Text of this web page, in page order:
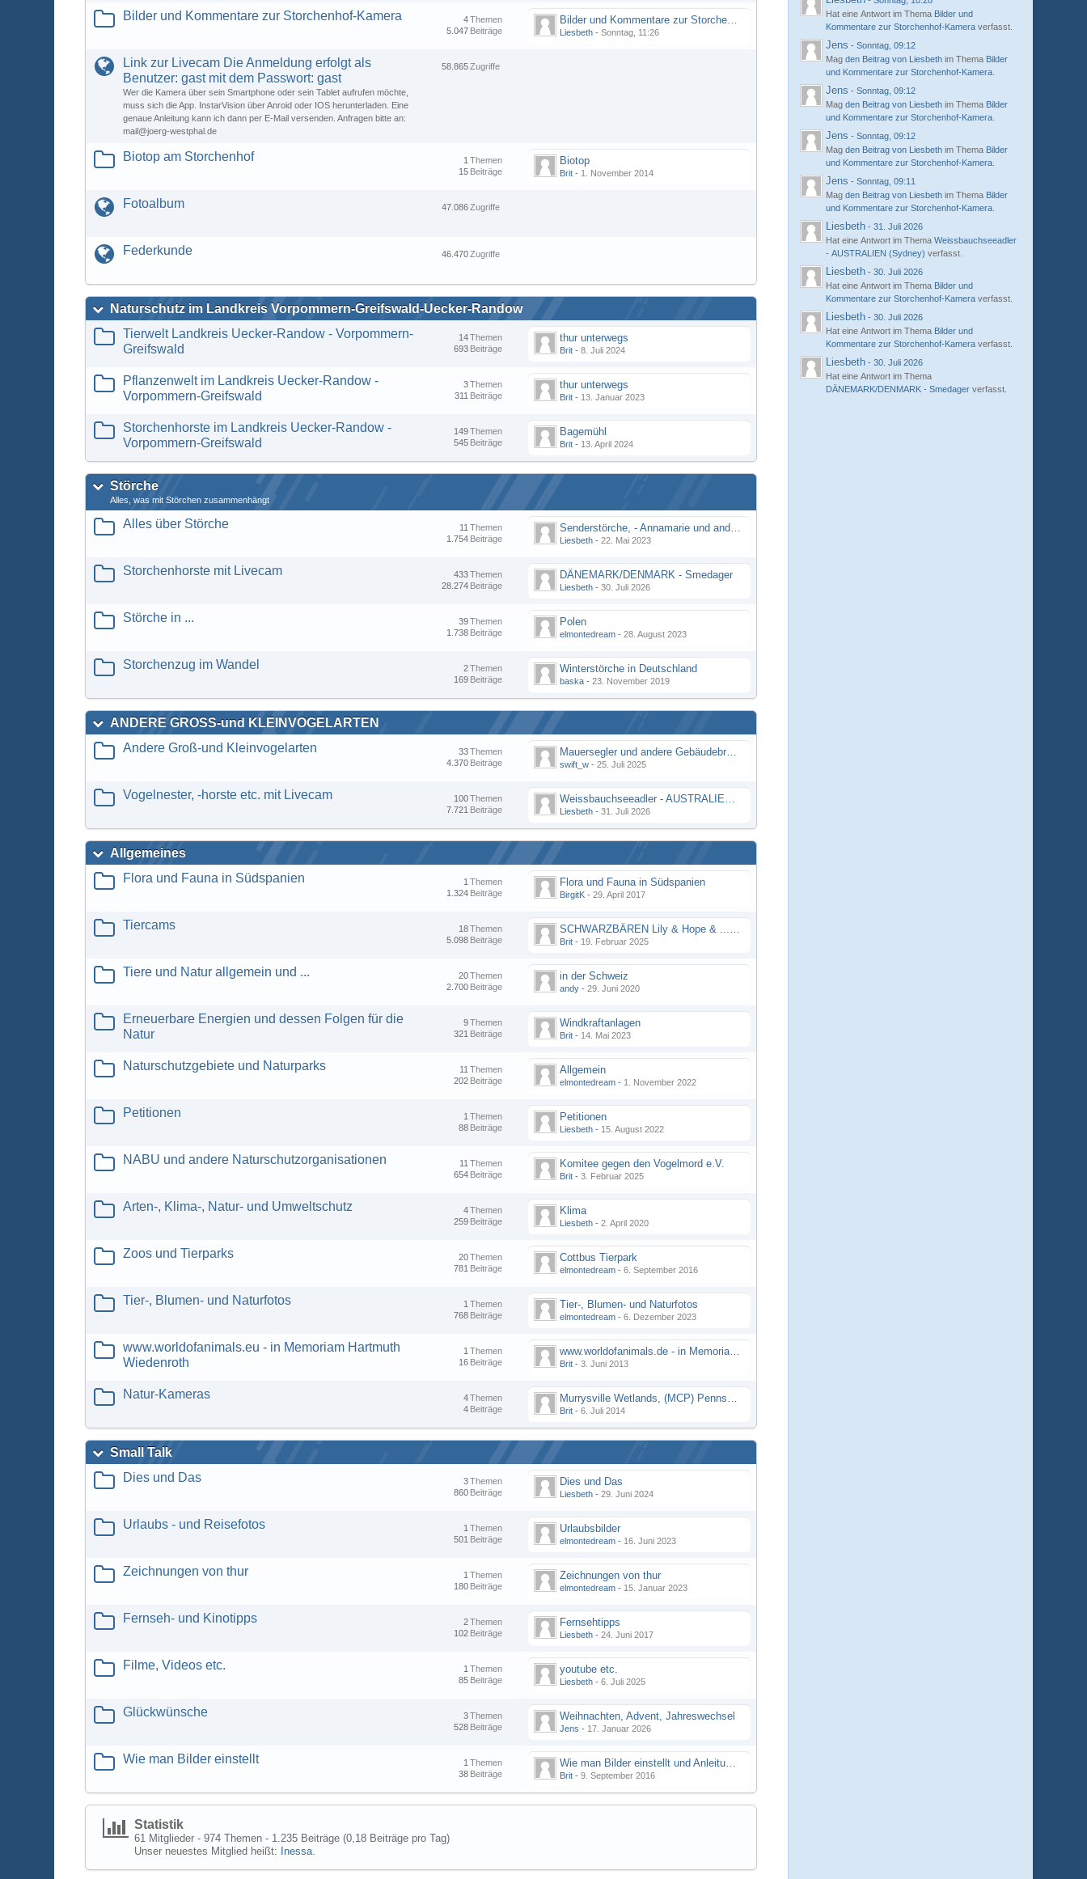
Bilder und Kommentare zur Storchenhof-Kamera Themen
4
Beiträge
5.047
Bilder und Kommentare zur Storchenhof-Kamera
Liesbeth -Sonntag, 11:26
Link zur Livecam Die Anmeldung erfolgt als
Benutzer: gast mit dem Passwort: gast
Wer die Kamera über sein Smartphone oder sein Tablet aufrufen möchte,
muss sich die App. InstarVision über Anroid oder IOS herunterladen. Eine
genaue Anleitung kann ich dann per E-Mail versenden. Anfragen bitte an:
mail@joerg-westphal.de
Zugriffe
58.865
Biotop am Storchenhof Themen
1
Beiträge
15
Biotop
Brit - 1. November 2014
Fotoalbum Zugriffe
47.086
Federkunde Zugriffe
46.470
Naturschutz im Landkreis Vorpommern-Greifswald-Uecker-Randow
Tierwelt Landkreis Uecker-Randow - Vorpommern-
Greifswald
Themen
14
Beiträge
693
thur unterwegs
Brit -8. Juli 2024
Pflanzenwelt im Landkreis Uecker-Randow -
Vorpommern-Greifswald
Themen
3
Beiträge
311
thur unterwegs
Brit - 13. Januar 2023
Storchenhorste im Landkreis Uecker-Randow -
Vorpommern-Greifswald
Themen
149
Beiträge
545
Bagemühl
Brit - 13. April 2024
Störche
Alles, was mit Störchen zusammenhängt
Alles über Störche Themen
11
Beiträge
1.754
Senderstörche, - Annamarie und andere
Liesbeth -22. Mai 2023
Storchenhorste mit Livecam Themen
433
Beiträge
28.274
DÄNEMARK/DENMARK - Smedager
Liesbeth -30. Juli 2026
Störche in ... Themen
39
Beiträge
1.738
Polen
elmontedream -28. August 2023
Storchenzug im Wandel Themen
2
Beiträge
169
Winterstörche in Deutschland
baska -23. November 2019
ANDERE GROSS-und KLEINVOGELARTEN
Andere Groß-und Kleinvogelarten
Themen
33
Beiträge
4.370
Mauersegler und andere Gebäudebrüter
swift_w -25. Juli 2025
Vogelnester, -horste etc. mit Livecam Themen
100
Beiträge
7.721
Weissbauchseeadler - AUSTRALIEN (Sydney)
Liesbeth -31. Juli 2026
Allgemeines
Flora und Fauna in Südspanien
Themen
1
Beiträge
1.324
Flora und Fauna in Südspanien
BirgitK -29. April 2017
Tiercams Themen
18
Beiträge
5.098
SCHWARZBÄREN Lily & Hope & ...? - Minnesota, USA
Brit - 19. Februar 2025
Tiere und Natur allgemein und ... Themen
20
Beiträge
2.700
in der Schweiz
andy -29. Juni 2020
Erneuerbare Energien und dessen Folgen für die
Natur
Themen
9
Beiträge
321
Windkraftanlagen
Brit - 14. Mai 2023
Naturschutzgebiete und Naturparks Themen
11
Beiträge
202
Allgemein
elmontedream - 1. November 2022
Petitionen Themen
1
Beiträge
88
Petitionen
Liesbeth - 15. August 2022
NABU und andere Naturschutzorganisationen Themen
11
Beiträge
654
Komitee gegen den Vogelmord e.V.
Brit -3. Februar 2025
Arten-, Klima-, Natur- und Umweltschutz Themen
4
Beiträge
259
Klima
Liesbeth -2. April 2020
Zoos und Tierparks Themen
20
Beiträge
781
Cottbus Tierpark
elmontedream -6. September 2016
Tier-, Blumen- und Naturfotos Themen
1
Beiträge
768
Tier-, Blumen- und Naturfotos
elmontedream -6. Dezember 2023
www.worldofanimals.eu - in Memoriam Hartmuth
Wiedenroth
Themen
1
Beiträge
16
www.worldofanimals.de - in Memoriam Hartmuth Wiedenroth
Brit -3. Juni 2013
Natur-Kameras Themen
4
Beiträge
4
Murrysville Wetlands, (MCP) Pennsylvania, USA
Brit -6. Juli 2014
Small Talk
Dies und Das
Themen
3
Beiträge
860
Dies und Das
Liesbeth -29. Juni 2024
Urlaubs - und Reisefotos Themen
1
Beiträge
501
Urlaubsbilder
elmontedream - 16. Juni 2023
Zeichnungen von thur Themen
1
Beiträge
180
Zeichnungen von thur
elmontedream - 15. Januar 2023
Fernseh- und Kinotipps Themen
2
Beiträge
102
Fernsehtipps
Liesbeth -24. Juni 2017
Filme, Videos etc. Themen
1
Beiträge
85
youtube etc.
Liesbeth -6. Juli 2025
Glückwünsche Themen
3
Beiträge
528
Weihnachten, Advent, Jahreswechsel
Jens - 17. Januar 2026
Wie man Bilder einstellt Themen
1
Beiträge
38
Wie man Bilder einstellt und Anleitungen
Brit -9. September 2016
Statistik
61 Mitglieder - 974 Themen - 1.235 Beiträge (0,18 Beiträge pro Tag)
Unser neuestes Mitglied heißt: Inessa.
Hat eine Antwort im Thema Bilder und
Kommentare zur Storchenhof-Kamera verfasst.
Jens -Sonntag, 09:12
Magden Beitrag von Liesbeth im Thema Bilder
und Kommentare zur Storchenhof-Kamera
Jens -Sonntag, 09:12
Magden Beitrag von Liesbeth im Thema Bilder
und Kommentare zur Storchenhof-Kamera
Jens -Sonntag, 09:12
Magden Beitrag von Liesbeth im Thema Bilder
und Kommentare zur Storchenhof-Kamera
Jens -Sonntag, 09:11
Magden Beitrag von Liesbeth im Thema Bilder
und Kommentare zur Storchenhof-Kamera
Liesbeth -31. Juli 2026
Hat eine Antwort im ThemaWeissbauchseeadler
- AUSTRALIEN (Sydney) verfasst.
Liesbeth -30. Juli 2026
Hat eine Antwort im Thema Bilder und
Kommentare zur Storchenhof-Kamera verfasst.
Liesbeth -30. Juli 2026
Hat eine Antwort im Thema Bilder und
Kommentare zur Storchenhof-Kamera verfasst.
Liesbeth -30. Juli 2026
Hat eine Antwort im Thema
DÄNEMARK/DENMARK - Smedager verfasst.